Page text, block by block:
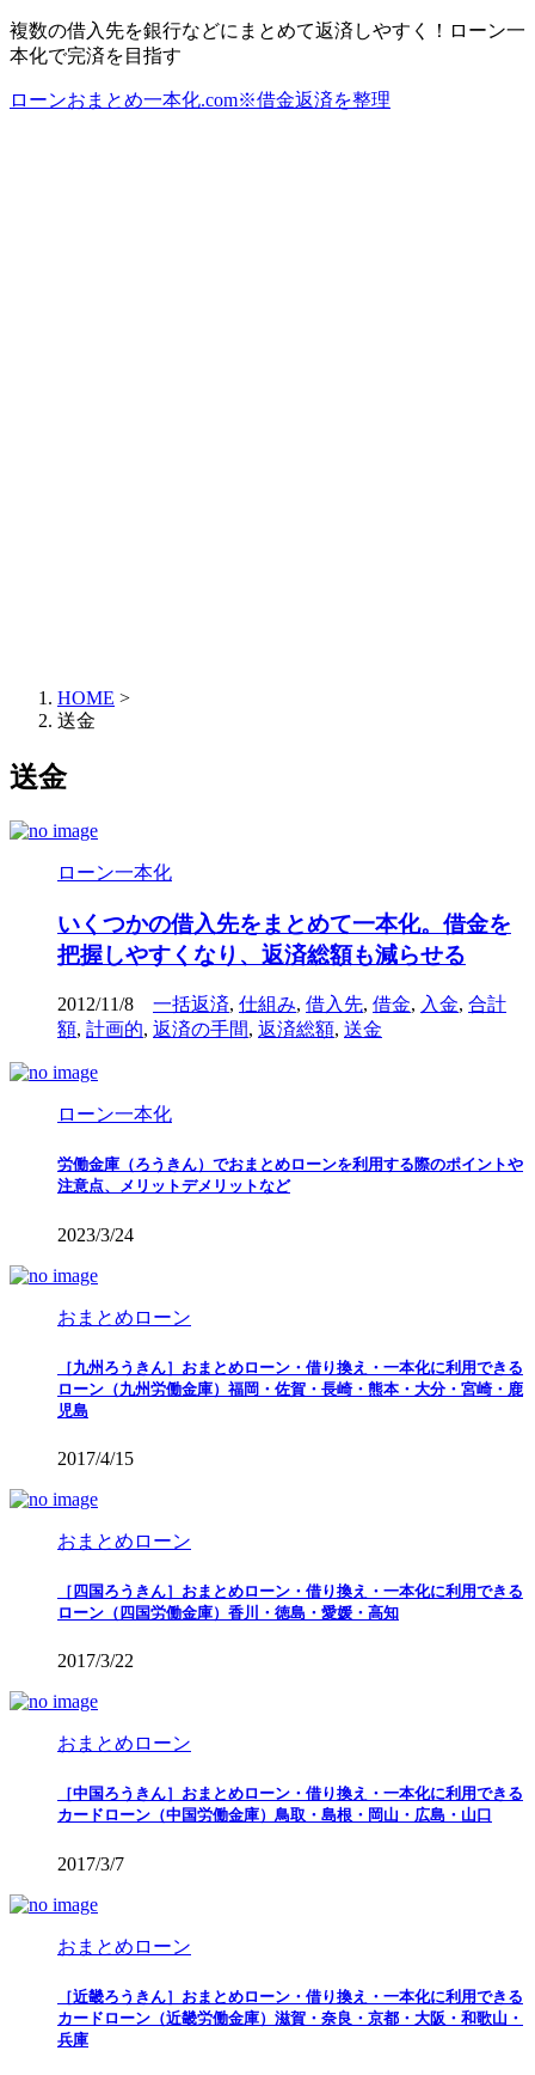
複数の借入先を銀行などにまとめて返済しやすく！ローン一
本化で完済を目指す
ローンおまとめ一本化.com※借金返済を整理
HOME >
送金
送金
ローン一本化
いくつかの借入先をまとめて一本化。借金を
把握しやすくなり、返済総額も減らせる
2012/11/8 一括返済, 仕組み, 借入先, 借金, 入金, 合計
額, 計画的, 返済の手間, 返済総額, 送金
ローン一本化
労働金庫（ろうきん）でおまとめローンを利用する際のポイントや
注意点、メリットデメリットなど
2023/3/24
おまとめローン
［九州ろうきん］おまとめローン・借り換え・一本化に利用できる
ローン（九州労働金庫）福岡・佐賀・長崎・熊本・大分・宮崎・鹿
児島
2017/4/15
おまとめローン
［四国ろうきん］おまとめローン・借り換え・一本化に利用できる
ローン（四国労働金庫）香川・徳島・愛媛・高知
2017/3/22
おまとめローン
［中国ろうきん］おまとめローン・借り換え・一本化に利用できる
カードローン（中国労働金庫）鳥取・島根・岡山・広島・山口
2017/3/7
おまとめローン
［近畿ろうきん］おまとめローン・借り換え・一本化に利用できる
カードローン（近畿労働金庫）滋賀・奈良・京都・大阪・和歌山・
兵庫